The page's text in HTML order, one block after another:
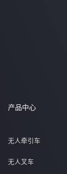
产品中心
无人牵引车
无人叉车